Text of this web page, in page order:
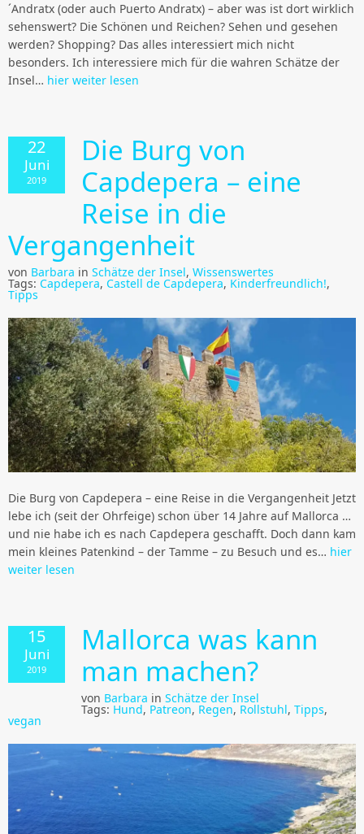
´Andratx (oder auch Puerto Andratx) – aber was ist dort wirklich
sehenswert? Die Schönen und Reichen? Sehen und gesehen
werden? Shopping? Das alles interessiert mich nicht
besonders. Ich interessiere mich für die wahren Schätze der
Insel… hier weiter lesen
22
Juni
2019
Die Burg von
Capdepera – eine
Reise in die
Vergangenheit
von Barbara in Schätze der Insel, Wissenswertes
Tags: Capdepera, Castell de Capdepera, Kinderfreundlich!,
Tipps
Die Burg von Capdepera – eine Reise in die Vergangenheit Jetzt
lebe ich (seit der Ohrfeige) schon über 14 Jahre auf Mallorca …
und nie habe ich es nach Capdepera geschafft. Doch dann kam
mein kleines Patenkind – der Tamme – zu Besuch und es… hier
weiter lesen
15
Juni
2019
Mallorca was kann
man machen?
von Barbara in Schätze der Insel
Tags: Hund, Patreon, Regen, Rollstuhl, Tipps,
vegan